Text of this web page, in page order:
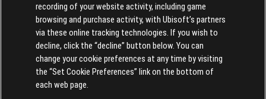
するのは楽しいですね！ もちろん
今も“Circus”（エクストリームver.）
を難しいと感じていますが、「ジャ
ストダンス」のSNSとHouse of
Revlonのおかげで自信を持ってディ
ップができます！」
recording of your website activity, including game
browsing and purchase activity, with Ubisoft’s partners
via these online tracking technologies. If you wish to
decline, click the “decline” button below. You can
change your cookie preferences at any time by visiting
the “Set Cookie Preferences” link on the bottom of
each web page.